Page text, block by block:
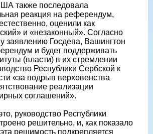
также последовала
реакция на референдум,
оценили как
и «незаконный». Согласно
заявлению Госдепа, Вашингтон
и будет поддерживать
(власти) в их стремлении
Республики Сербской к
«за подрыв верховенства
реализации
соглашений».
руководство Республики
решительно, и, как показало
решимость подкрепляется